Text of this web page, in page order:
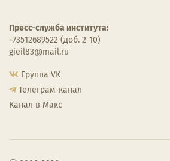
Пресс-служба института:
+73512689522 (доб. 2-10)
gieil83@mail.ru
Группа VK
Телеграм-канал
Канал в Макс